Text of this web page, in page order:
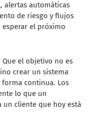
alertas automáticas
de riesgo y flujos
esperar el próximo
Que el objetivo no es
crear un sistema
forma continua. Los
lo que un
un cliente que hoy está